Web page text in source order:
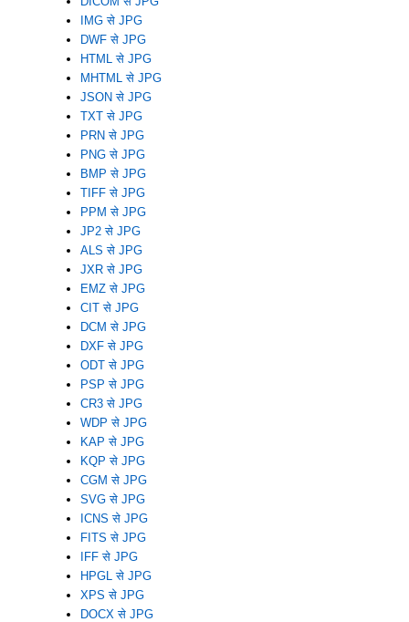
IMG से JPG
DWF से JPG
HTML से JPG
MHTML से JPG
JSON से JPG
TXT से JPG
PRN से JPG
PNG से JPG
BMP से JPG
TIFF से JPG
PPM से JPG
JP2 से JPG
ALS से JPG
JXR से JPG
EMZ से JPG
CIT से JPG
DCM से JPG
DXF से JPG
ODT से JPG
PSP से JPG
CR3 से JPG
WDP से JPG
KAP से JPG
KQP से JPG
CGM से JPG
SVG से JPG
ICNS से JPG
FITS से JPG
IFF से JPG
HPGL से JPG
XPS से JPG
DOCX से JPG